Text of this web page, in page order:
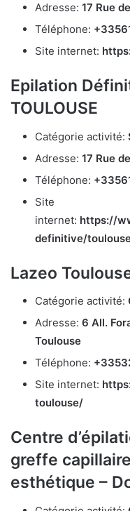
Adresse: 17 Rue
Téléphone:
Site internet:
Epilation
TOULOUSE
Catégorie activité:
Adresse: 17 Rue
Téléphone:
Site
internet: https://
definitive/
Lazeo
Catégorie activité:
Adresse: 6 All.
Toulouse
Téléphone:
Site internet:
toulouse/
Centre
greffe
esthétique –